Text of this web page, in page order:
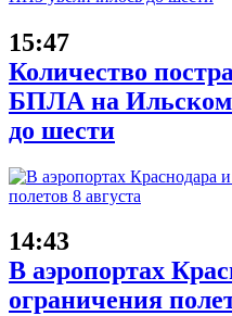
15:47
Количество
БПЛА на
до шести
14:43
В аэропортах
ограничения